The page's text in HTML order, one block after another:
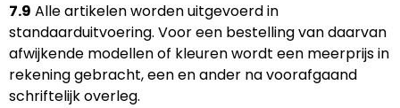
7.9 Alle artikelen worden uitgevoerd in
standaarduitvoering. Voor een bestelling van daarvan
afwijkende modellen of kleuren wordt een meerprijs in
rekening gebracht, een en ander na voorafgaand
schriftelijk overleg.